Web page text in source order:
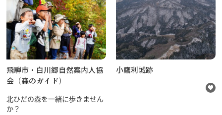
飛騨市・白川郷自然案内人協
会（森のガイド）
北ひだの森を一緒に歩きません
か？
小鷹利城跡